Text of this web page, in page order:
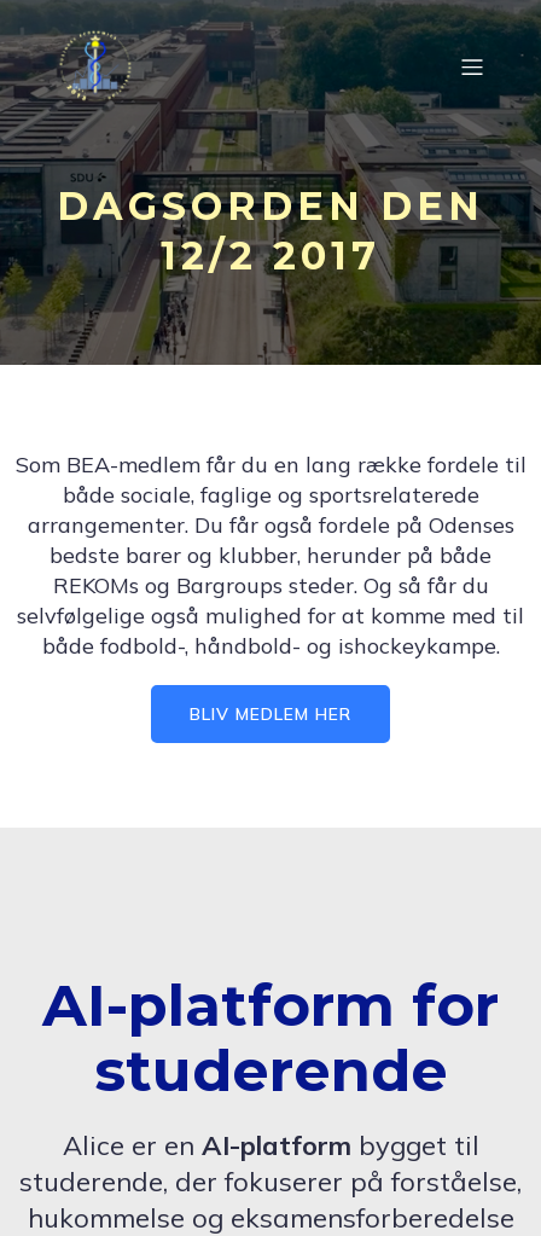
DAGSORDEN DEN
12/2 2017
Som BEA-medlem får du en lang række fordele til
både sociale, faglige og sportsrelaterede
arrangementer. Du får også fordele på Odenses
bedste barer og klubber, herunder på både
REKOMs og Bargroups steder. Og så får du
selvfølgelige også mulighed for at komme med til
både fodbold-, håndbold- og ishockeykampe.
BLIV MEDLEM HER
AI-platform for
studerende
Alice er en AI-platform bygget til
studerende, der fokuserer på forståelse,
hukommelse og eksamensforberedelse